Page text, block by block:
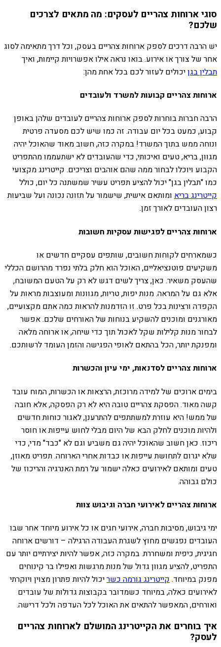
סוגי ארוחות צהריים לעסקים: מה מתאים לצרכים
שלכם?
יש הרבה דרכים לספק ארוחות צהריים בעסק, וכל דרך מתאימה לסוג
אחר של צורך או אירוע. בואו נראה אילו אפשרויות קיימות, ואיך
תבלין בגןיכולים לעזור לכם בכל אחת מהן:
ארוחות צהריים קבועות למשרד ולעובדים
הרבה חברות בוחרות לספק ארוחות צהריים לעובדים שלהן באופן
קבוע, כמעט בכל יום עבודה. זה כמו שיש לכם מסעדה פרטית
ונוחה ממש בתוך המשרד! במקרה כזה, חשוב מאוד שהאוכל יהיה
מגוון, בריא, טעים ואיכותי, כדי שהעובדים לא ישתעממו מהתפריט
הקבוע ויוכלו לבחור ממה שהם אוהבים וצריכים. קייטרינג מקצועי
כמו "תבלין בגן" יכול להציע תפריט עשיר שמשתנה כל יום, כולל
קייטרינג בריא ומותאם אישית, שישמור על תזונה נכונה ועל שביעות
רצון העובדים לאורך זמן.
ארוחות צהריים לפגישות עסקיות חשובות
כשמארחים לקוחות חשובים, שותפים עסקיים חדשים או
משקיעים פוטנציאליים, האוכל הוא חלק בלתי נפרד מהרושם הכללי
שהעסק משאיר. כאן, צריך לשים דגש לא רק על הטעם המשובח,
אלא גם על המראה. מנות יפות, טריות, מגוונות ומעוצבות מראות על
הקפדה ורצינות בכל פרט. זו הזדמנות להראות כמה אתם מקצועיים,
מאורגנים ומוכנים להשקיע בנוחות של האורחים שלכם. אפשר
לבחור מנות קלילות שקל לאכול תוך כדי שיחה, או ארוחה מלאה
ומפנקת יותר, הכל בהתאם לאופי הפגישה והזמן העומד לרשותכם.
ארוחות צהריים לסדנאות, ימי עיון והכשרות
בימים ארוכים של למידה מרוכזת, הרצאות או הכשרות, המוח עובד
קשה מאוד. הפסקת צהריים טובה היא לא רק הפסקה, אלא חובה
של ממש! היא עוזרת למשתתפים להתרענן, לאגור כוחות חדשים
ולהיות מוכנים לחלק הבא של היום מבלי לחוש עייפות או חוסר
ריכוז. כאן חשוב שהאוכל יהיה גם משביע וגם לא "כבד" מדי, כדי
שלא יגרום לתחושת עייפות או כבדות אחרי הארוחה. תפריט מאוזן,
טעים ומותאם לאירועים כאלה ישמור על רמת האנרגיה והריכוז של
כולם גבוהה.
ארוחות צהריים לאירועי חברה וגיבוש צוות
ימי גיבוש, מסיבות חברה, אירועי חגים או כל אירוע מיוחד אחר שבו
העובדים נפגשים מחוץ לשגרת העבודה הרגילה – דורשים ארוחה
חגיגית, כיפית ומשחררת. במקרה כזה, אפשר להיות יצירתיים יותר עם
התפריט, להציע מגוון גדול של מנות מרגשות ואפילו בר קינוחים
מפנק במיוחד.קייטרינג גורמה כשריכול להיות פתרון מצוין ויוקרתי
לאירועים כאלה, במיוחד כשמדובר בקבוצות גדולות של עובדים
ואורחים, המאפשר להתאים את האוכל לכל העדפה ולכל דרישה.
איך בוחרים את הקייטרינג המושלם לארוחות צהריים
לעסק?